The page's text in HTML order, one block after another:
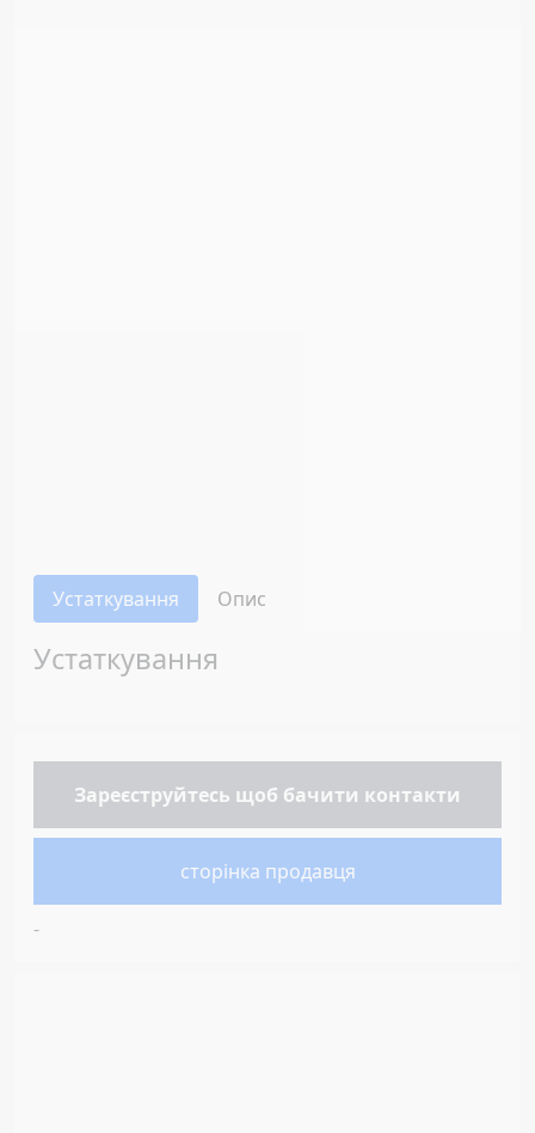
Устаткування Опис
Устаткування
Зареєструйтесь щоб бачити контакти
сторінка продавця
-